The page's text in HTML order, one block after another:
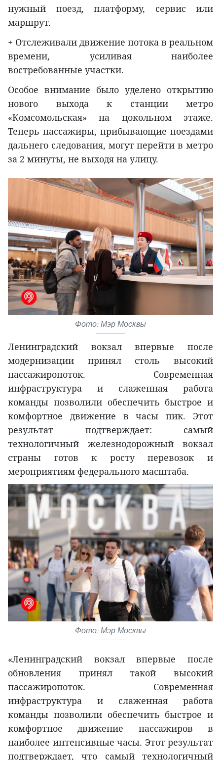
нужный поезд, платформу, сервис или
маршрут.
+ Отслеживали движение потока в реальном
времени, усиливая наиболее
востребованные участки.
Особое внимание было уделено открытию
нового выхода к станции метро
«Комсомольская» на цокольном этаже.
Теперь пассажиры, прибывающие поездами
дальнего следования, могут перейти в метро
за 2 минуты, не выходя на улицу.
Фото: Мэр Москвы
Ленинградский вокзал впервые после
модернизации принял столь высокий
пассажиропоток. Современная
инфраструктура и слаженная работа
команды позволили обеспечить быстрое и
комфортное движение в часы пик. Этот
результат подтверждает: самый
технологичный железнодорожный вокзал
страны готов к росту перевозок и
мероприятиям федерального масштаба.
Фото: Мэр Москвы
«Ленинградский вокзал впервые после
обновления принял такой высокий
пассажиропоток. Современная
инфраструктура и слаженная работа
команды позволили обеспечить быстрое и
комфортное движение пассажиров в
наиболее интенсивные часы. Этот результат
подтверждает, что самый технологичный